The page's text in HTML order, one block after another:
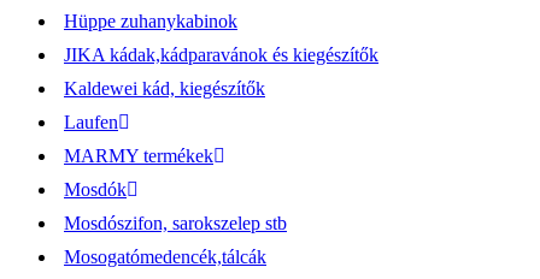
Hüppe zuhanykabinok
JIKA kádak,kádparavánok és kiegészítők
Kaldewei kád, kiegészítők
Laufen
MARMY termékek
Mosdók
Mosdószifon, sarokszelep stb
Mosogatómedencék,tálcák